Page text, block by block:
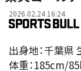
2026.02.24 16:24
出身地：千葉県
体重：185cm/